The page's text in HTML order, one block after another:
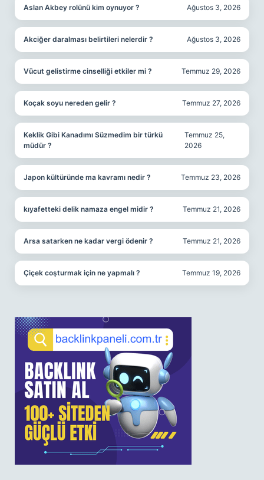
Aslan Akbey rolünü kim oynuyor ? Ağustos 3, 2026
Akciğer daralması belirtileri nelerdir ? Ağustos 3, 2026
Vücut gelistirme cinselliği etkiler mi ? Temmuz 29, 2026
Koçak soyu nereden gelir ? Temmuz 27, 2026
Keklik Gibi Kanadımı Süzmedim bir türkü
müdür ?
Temmuz 25,
2026
Japon kültüründe ma kavramı nedir ? Temmuz 23, 2026
kıyafetteki delik namaza engel midir ? Temmuz 21, 2026
Arsa satarken ne kadar vergi ödenir ? Temmuz 21, 2026
Çiçek coşturmak için ne yapmalı ? Temmuz 19, 2026